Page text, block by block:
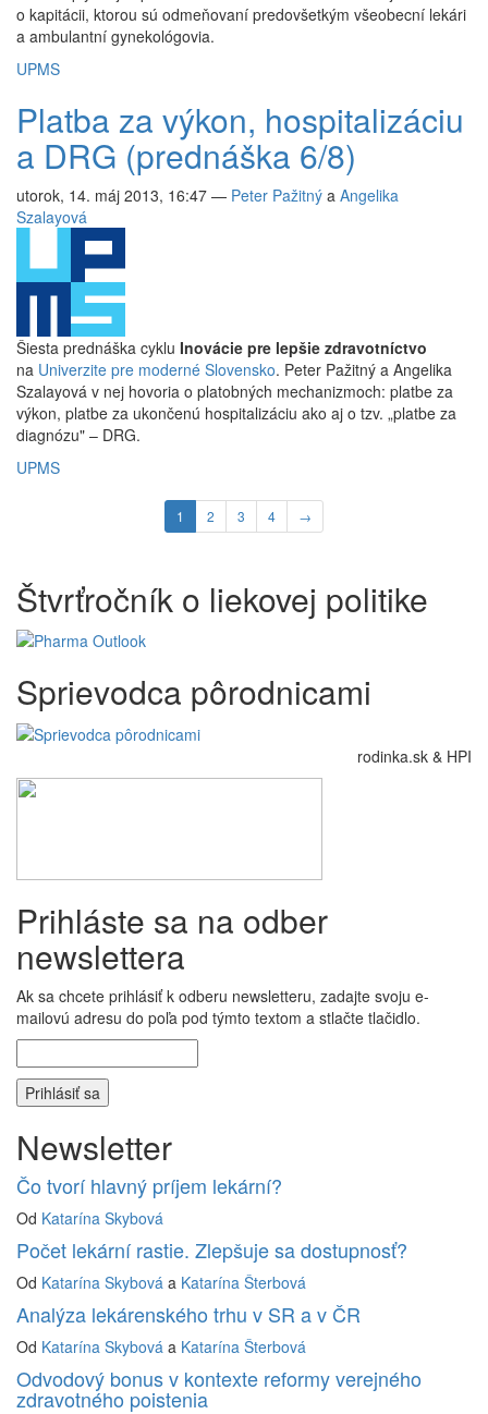
o kapitácii, ktorou sú odmeňovaní predovšetkým všeobecní lekári
a ambulantní gynekológovia.
UPMS
Platba za výkon, hospitalizáciu
a DRG (prednáška 6/8)
utorok, 14. máj 2013, 16:47 — Peter Pažitný a Angelika
Szalayová
Šiesta prednáška cyklu Inovácie pre lepšie zdravotníctvo
na Univerzite pre moderné Slovensko. Peter Pažitný a Angelika
Szalayová v nej hovoria o platobných mechanizmoch: platbe za
výkon, platbe za ukončenú hospitalizáciu ako aj o tzv. „platbe za
diagnózu" – DRG.
UPMS
1 2 3 4 →
Štvrťročník o liekovej politike
Sprievodca pôrodnicami
rodinka.sk & HPI
Prihláste sa na odber
newslettera
Ak sa chcete prihlásiť k odberu newsletteru, zadajte svoju e-
mailovú adresu do poľa pod týmto textom a stlačte tlačidlo.
Newsletter
Čo tvorí hlavný príjem lekární?
Od Katarína Skybová
Počet lekární rastie. Zlepšuje sa dostupnosť?
Od Katarína Skybová a Katarína Šterbová
Analýza lekárenského trhu v SR a v ČR
Od Katarína Skybová a Katarína Šterbová
Odvodový bonus v kontexte reformy verejného
zdravotného poistenia